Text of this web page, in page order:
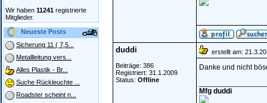
Wir haben 11241 registrierte
Mitglieder.
Neueste Posts
Sicherung 11 ( 7,5...
Metallleitung vers...
Alles Plastik - Br...
Suche Rückleuchte ...
Roadster scheint n...
duddi
Beiträge: 386
Registriert: 31.1.2009
Status: Offline
erstellt am:
Danke und nicht
Mfg duddi